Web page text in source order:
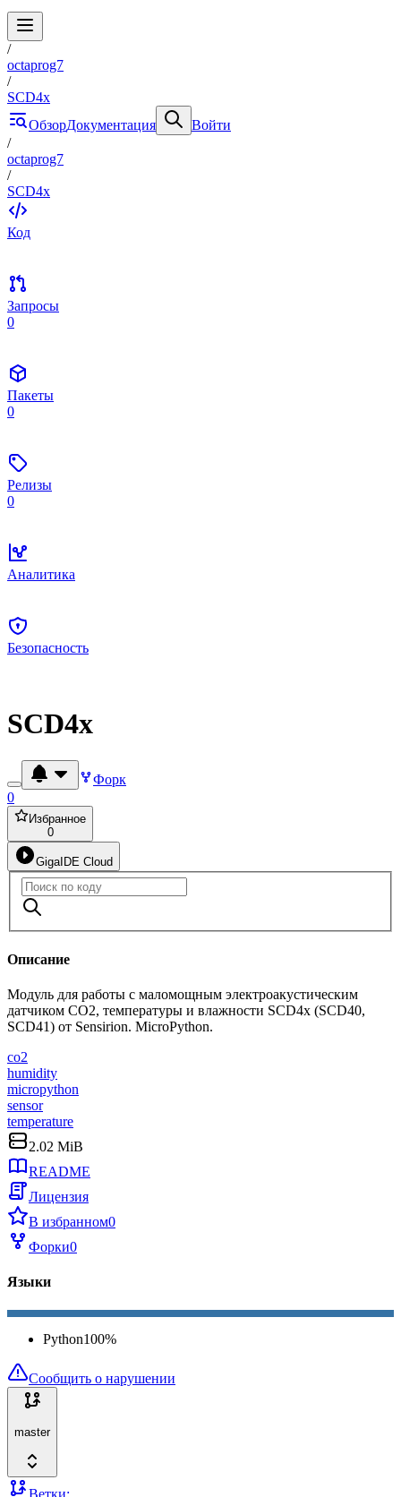
/
octaprog7
/
SCD4x
ОбзорДокументация
Войти
/
octaprog7
/
SCD4x
Код
Запросы
0
Пакеты
0
Релизы
0
Аналитика
Безопасность
SCD4x
Форк
0
Избранное
0
GigaIDE Cloud
Описание
Модуль для работы с маломощным электроакустическим
датчиком CO2, температуры и влажности SCD4x (SCD40,
SCD41) от Sensirion. MicroPython.
co2
humidity
micropython
sensor
temperature
2.02 MiB
README
Лицензия
В избранном0
Форки0
Языки
Python100%
Сообщить о нарушении
master